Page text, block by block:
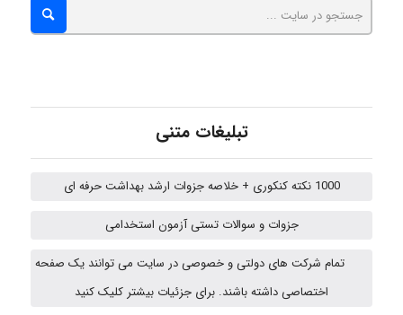
Minoo1375
Sara
vali
تبلیغات متنی
1000 نکته کنکوری + خلاصه جزوات ارشد بهداشت حرفه ای
جزوات و سوالات تستی آزمون استخدامی
تمام شرکت های دولتی و خصوصی در سایت می توانند یک صفحه
اختصاصی داشته باشند. برای جزئیات بیشتر کلیک کنید